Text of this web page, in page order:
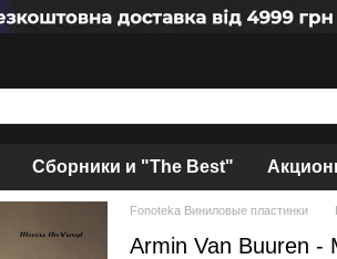
Сборники и "The Best"
Fonoteka Виниловые пластинки
Armin Van Buuren -